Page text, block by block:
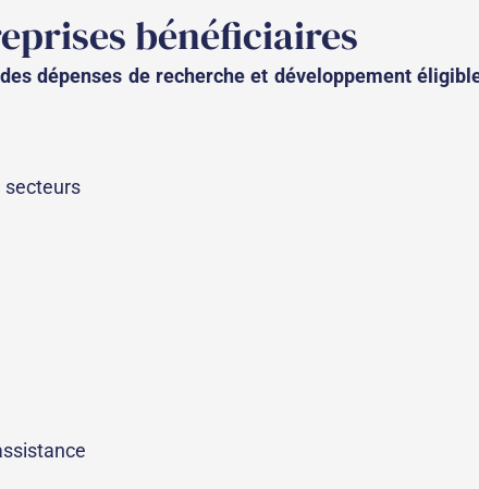
bénéficiaires
dépenses de recherche et développement